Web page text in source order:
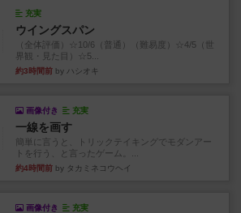
充実
ウイングスパン
（全体評価）☆10/6（普通）（難易度）☆4/5（世
界観・見た目）☆5...
約3時間前 by ハシオキ
画像付き 充実
一線を画す
簡単に言うと、トリックテイキングでモダンアー
トを行う、と言ったゲーム。...
約4時間前 by タカミネコウヘイ
画像付き 充実